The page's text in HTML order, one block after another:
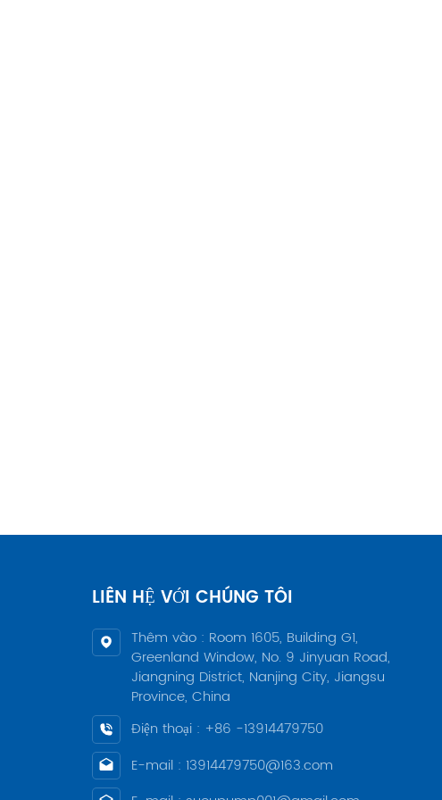
Quốc. 8.
truyền
vời.
cao hơn.
tôi tại
hút kép
giếng sâu
tuyệt vời.
Trung
trong lĩnh
LIÊN HỆ VỚI CHÚNG TÔI
Thêm vào : Room 1605, Building G1,
Greenland Window, No. 9 Jinyuan Road,
Jiangning District, Nanjing City, Jiangsu
Province, China
Điện thoại : +86 -13914479750
E-mail : 13914479750@163.com